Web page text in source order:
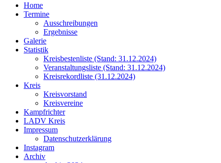
Home
Termine
Ausschreibungen
Ergebnisse
Galerie
Statistik
Kreisbestenliste (Stand: 31.12.2024)
Veranstaltungsliste (Stand: 31.12.2024)
Kreisrekordliste (31.12.2024)
Kreis
Kreisvorstand
Kreisvereine
Kampfrichter
LADV Kreis
Impressum
Datenschutzerklärung
Instagram
Archiv